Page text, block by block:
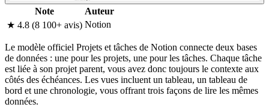
Note
Auteur
★ 4.8 (8 100+ avis) Notion
Le modèle officiel Projets et tâches de Notion connecte deux bases
de données : une pour les projets, une pour les tâches. Chaque tâche
est liée à son projet parent, vous avez donc toujours le contexte aux
côtés des échéances. Les vues incluent un tableau, un tableau de
bord et une chronologie, vous offrant trois façons de lire les mêmes
données.